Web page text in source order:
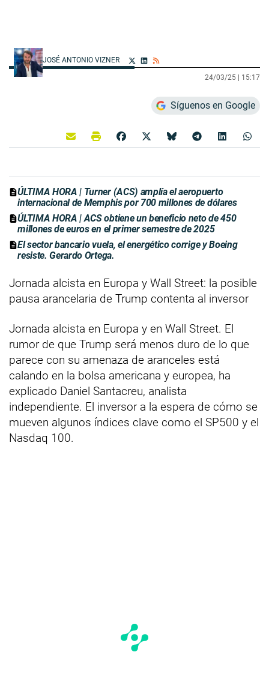
JOSÉ ANTONIO VIZNER
24/03/25 | 15:17
Síguenos en Google
ÚLTIMA HORA | Turner (ACS) amplía el aeropuerto
internacional de Memphis por 700 millones de dólares
ÚLTIMA HORA | ACS obtiene un beneficio neto de 450
millones de euros en el primer semestre de 2025
El sector bancario vuela, el energético corrige y Boeing
resiste. Gerardo Ortega.
Jornada alcista en Europa y Wall Street: la posible
pausa arancelaria de Trump contenta al inversor
Jornada alcista en Europa y en Wall Street. El
rumor de que Trump será menos duro de lo que
parece con su amenaza de aranceles está
calando en la bolsa americana y europea, ha
explicado Daniel Santacreu, analista
independiente. El inversor a la espera de cómo se
mueven algunos índices clave como el SP500 y el
Nasdaq 100.